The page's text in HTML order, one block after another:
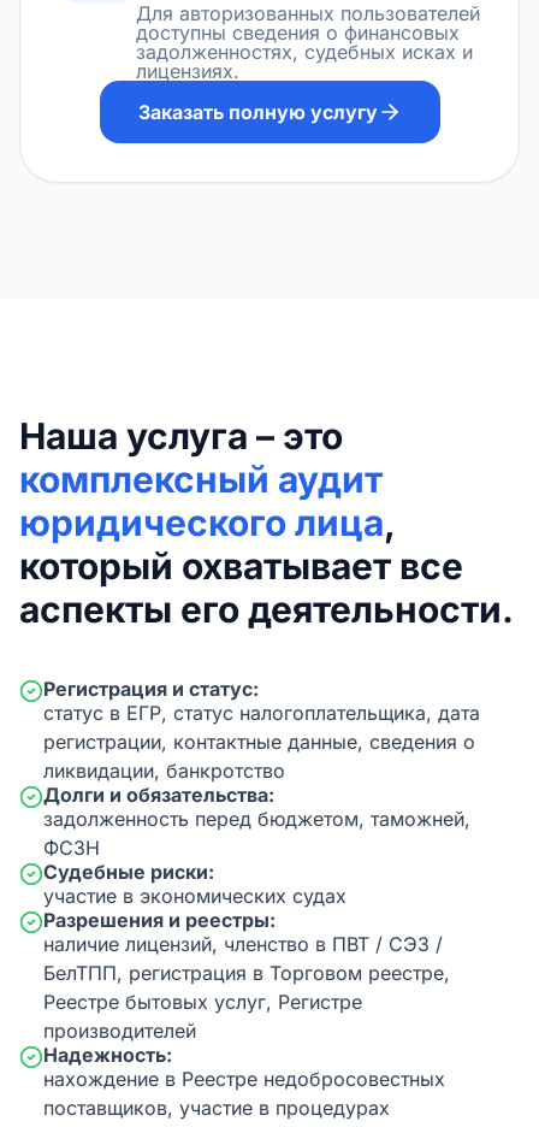
Для авторизованных пользователей
доступны сведения о финансовых
задолженностях, судебных исках и
лицензиях.
Заказать полную услугу
Наша услуга – это
комплексный аудит
юридического лица,
который охватывает все
аспекты его деятельности.
Регистрация и статус:
статус в ЕГР, статус налогоплательщика, дата
регистрации, контактные данные, сведения о
ликвидации, банкротство
Долги и обязательства:
задолженность перед бюджетом, таможней,
ФСЗН
Судебные риски:
участие в экономических судах
Разрешения и реестры:
наличие лицензий, членство в ПВТ / СЭЗ /
БелТПП, регистрация в Торговом реестре,
Реестре бытовых услуг, Регистре
производителей
Надежность:
нахождение в Реестре недобросовестных
поставщиков, участие в процедурах